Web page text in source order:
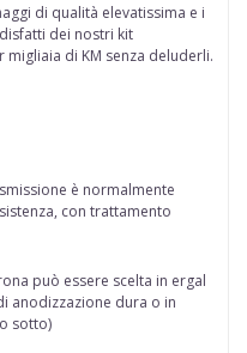
di qualità elevatissima e i
dei nostri kit
di KM senza deluderli.
è normalmente
con trattamento
può essere scelta in ergal
anodizzazione dura o in
sotto)